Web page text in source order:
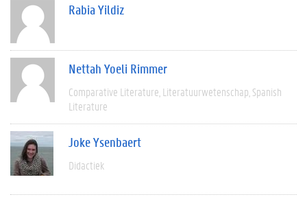
Rabia Yildiz
Nettah Yoeli Rimmer
Comparative Literature Literatuurwetenschap Spanish
Literature
Joke Ysenbaert
Didactiek